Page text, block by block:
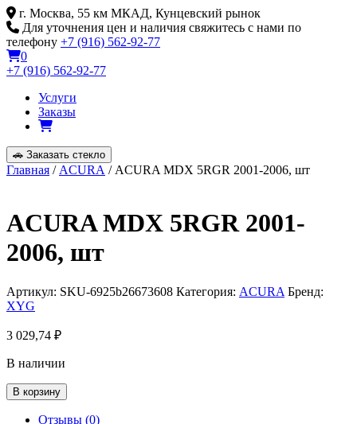
Skip
to
content
г. Москва, 55 км МКАД, Кунцевский рынок
Для уточнения цен и наличия свяжитесь с нами по
телефону +7 (916) 562-92-77
0
+7 (916) 562-92-77
Услуги
Заказы
🚗 Заказать стекло
Главная / ACURA / ACURA MDX 5RGR 2001-2006, шт
ACURA MDX 5RGR 2001-
2006, шт
Артикул: SKU-6925b26673608 Категория: ACURA Бренд:
XYG
3 029,74 ₽
В наличии
Количество
товара
ACURA
В корзину
Отзывы (0)